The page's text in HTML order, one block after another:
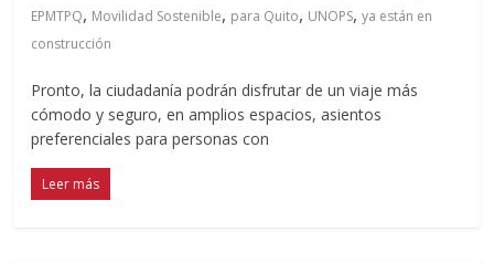
EPMTPQ, Movilidad Sostenible, para Quito, UNOPS,ya están en
construcción
Pronto, la ciudadanía podrán disfrutar de un viaje más
cómodo y seguro, en amplios espacios, asientos
preferenciales para personas con
Leer más